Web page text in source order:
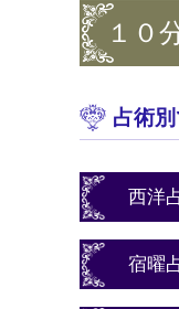
１０
占術
西洋
宿曜